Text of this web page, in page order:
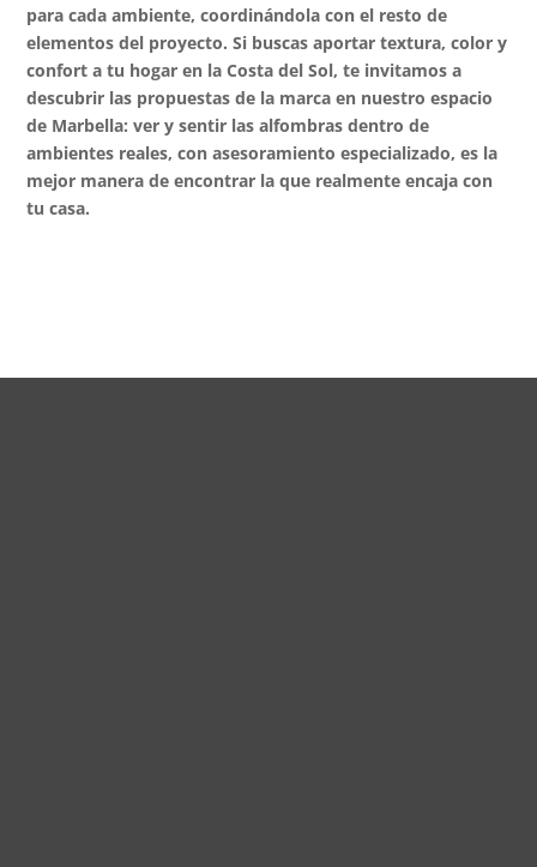
para cada ambiente, coordinándola con el resto de
elementos del proyecto. Si buscas aportar textura, color y
confort a tu hogar en la Costa del Sol, te invitamos a
descubrir las propuestas de la marca en nuestro espacio
de Marbella: ver y sentir las alfombras dentro de
ambientes reales, con asesoramiento especializado, es la
mejor manera de encontrar la que realmente encaja con
tu casa.